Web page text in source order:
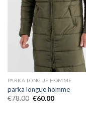
PARKA LONGUE HOMME
parka longue homme
€78.00 €60.00